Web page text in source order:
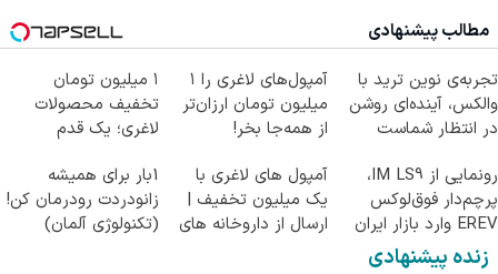
مطالب پیشنهادی
تجربه‌ی نوین ترید با
والکس، آینده‌ای روشن
در انتظار شماست
آمپول‌های لاغری را ۱
میلیون تومان ارزان‌تر
از همه‌جا بخر!
۱ میلیون تومان
تخفیف محصولات
لاغری؛ یک قدم
کاهش وزن
رونمایی از IM LS9،
پرچم‌دار فوق‌لوکس
EREV وارد بازار ایران
شد
آمپول های لاغری با
یک میلیون تخفیف |
ارسال از داروخانه های
1بار برای همیشه
زانودردت رودرمان کن!
(تکنولوژی آلمان)
زنده پیشنهادی